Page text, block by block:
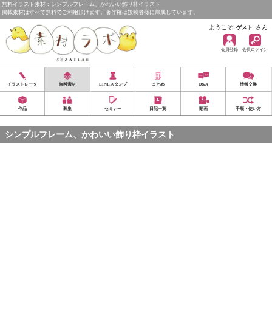
無料イラスト素材：シンプルフレーム、かわいい飾り枠イラスト
掲載素材はすべて無料でご利用頂けます。著作権は投稿者様に帰属しています。
ようこそ ゲスト さん
会員登録 会員ログイン
イラストレータ 無料素材 LINEスタンプ まとめ Q&A 情報交換
作品 募集 セミナー 日記一覧 動画 手順・使い方
シンプルフレーム、かわいい飾り枠イラスト